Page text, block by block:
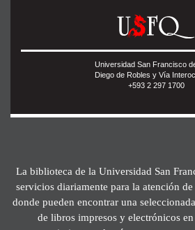
Universidad San Francisco
Diego de Robles y Vía
+593 2 297 1700
La biblioteca de la Universidad San
servicios diariamente para la atención
donde pueden encontrar una
de libros impresos y electrónicos en